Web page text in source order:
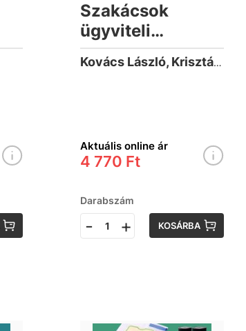
Szakácsok
ügyviteli
feladatai
Kovács László, Krisztán Gyula
Aktuális online ár
4 770 Ft
Darabszám
- + KOSÁRBA